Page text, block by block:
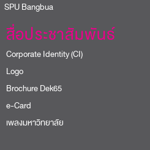
Bangbua
สื่อประชาสัมพันธ์
Corporate Identity (CI)
Logo
Brochure Dek65
e-Card
เพลงมหาวิทยาลัย